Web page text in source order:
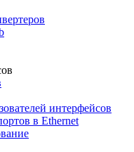
интерфейсов
в Ethernet